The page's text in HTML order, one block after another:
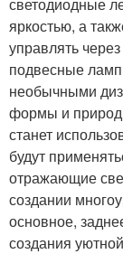
яркостью, а
управлять
подвесные
необычными
формы и
станет
будут
отражающие
создании
основное,
создания